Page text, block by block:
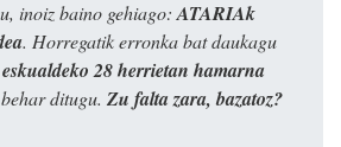
inoiz baino gehiago:ATARIAk
. Horregatik erronka bat daukagu
28 herrietan hamarna
behar ditugu. Zu falta zara, bazatoz?